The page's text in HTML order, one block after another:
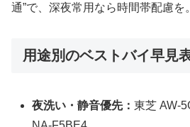
通”で、深夜常用なら時間帯配慮を。
用途別のベストバイ早見
夜洗い・静音優先：東芝 AW-